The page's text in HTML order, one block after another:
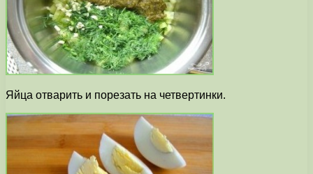
Яйца отварить и порезать на четвертинки.